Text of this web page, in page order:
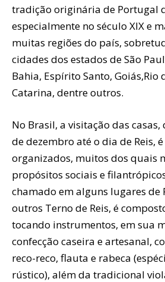
tradição originária de Portugal
especialmente no século XIX e
muitas regiões do país,
cidades dos estados de São
Bahia, Espírito Santo, Goiás,Rio
Catarina, dentre outros.
No Brasil, a visitação das
de dezembro até o dia de Reis,
organizados, muitos dos quais
propósitos sociais e
chamado em alguns lugares de
outros Terno de Reis, é
tocando instrumentos, em sua
confecção caseira e artesanal,
reco-reco, flauta e rabeca
rústico), além da tradicional